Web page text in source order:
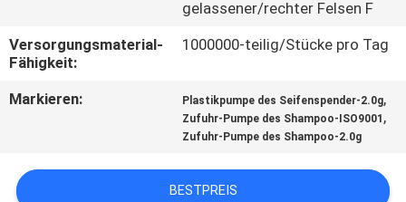
KONTAKT
MIT
UNS
gelassener/rechter Felsen F
Versorgungsmaterial-
Fähigkeit:
1000000-teilig/Stücke pro Tag
Markieren: Plastikpumpe des Seifenspender-2.0g,
Zufuhr-Pumpe des Shampoo-ISO9001 ,
Zufuhr-Pumpe des Shampoo-2.0g
BESTPREIS